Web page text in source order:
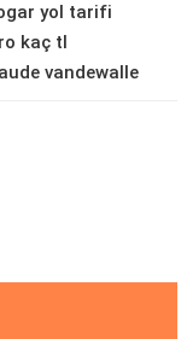
yol tarifi
kaç tl
vandewalle